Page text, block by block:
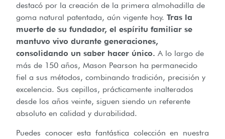
destacó por la creación de la primera almohadilla de
goma natural patentada, aún vigente hoy. Tras la
muerte de su fundador, el espíritu familiar se
mantuvo vivo durante generaciones,
consolidando un saber hacer único. A lo largo de
más de 150 años, Mason Pearson ha permanecido
fiel a sus métodos, combinando tradición, precisión y
excelencia. Sus cepillos, prácticamente inalterados
desde los años veinte, siguen siendo un referente
absoluto en calidad y durabilidad.
Puedes conocer esta fantástica colección en nuestra